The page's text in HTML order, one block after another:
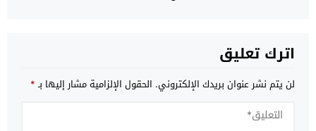
اترك تعليق
لن يتم نشر عنوان بريدك الإلكتروني. الحقول الإلزامية مشار إليها بـ*